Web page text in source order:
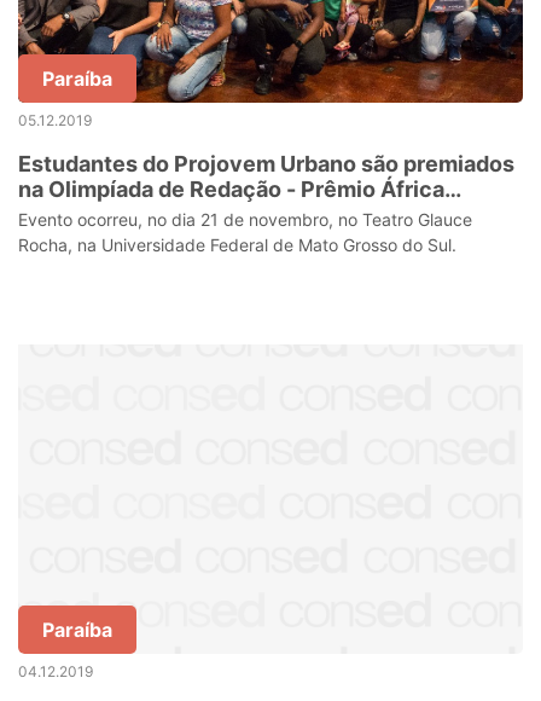
Paraíba
05.12.2019
Estudantes do Projovem Urbano são premiados
na Olimpíada de Redação - Prêmio África
Friends
Evento ocorreu, no dia 21 de novembro, no Teatro Glauce
Rocha, na Universidade Federal de Mato Grosso do Sul.
Paraíba
04.12.2019